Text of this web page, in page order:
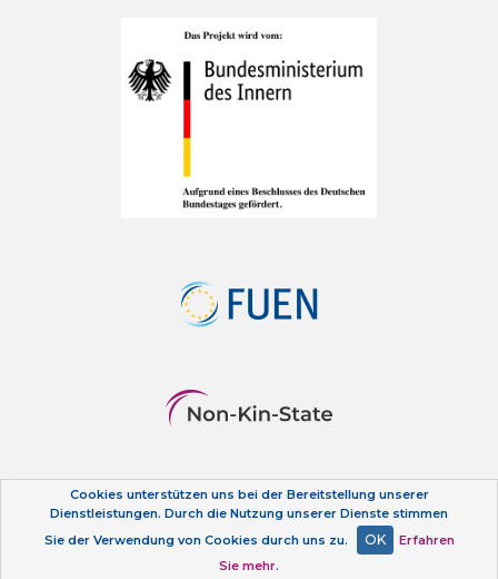
Datenschutzerklärung
Cookies unterstützen uns bei der Bereitstellung unserer
Dienstleistungen. Durch die Nutzung unserer Dienste stimmen
Sie der Verwendung von Cookies durch uns zu.
OK
Erfahren
Sie mehr.